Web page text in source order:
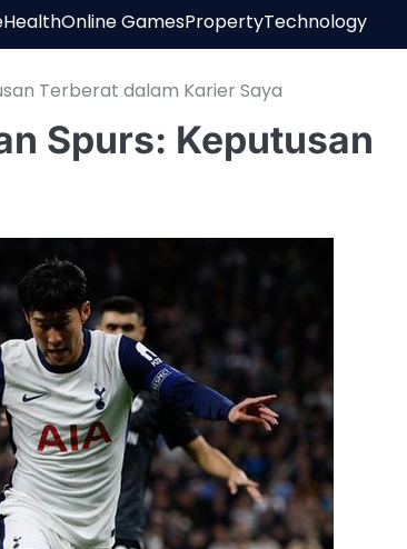
HealthOnline GamesPropertyTechnology
Terberat dalam Karier Saya
Spurs: Keputusan